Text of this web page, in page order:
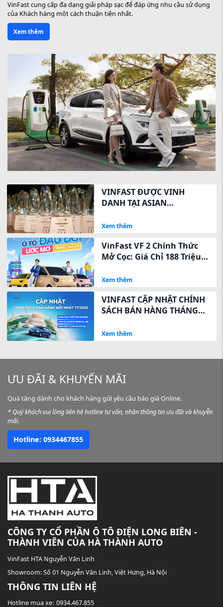
VinFast cung cấp đa dạng giải pháp sạc để đáp ứng nhu cầu sử dụng
của Khách hàng một cách thuận tiện nhất.
Xem thêm
VINFAST ĐƯỢC VINH
DANH TẠI ASIAN
VỀ QUAN HỆ NHÀ ĐẦU TƯ
Xem thêm
VinFast VF 2 Chính Thức
Mở Cọc: Giá Chỉ 188 Triệu,
3 Ngày Vàng
Xem thêm
VINFAST CẬP NHẬT CHÍNH
SÁCH BÁN HÀNG THÁNG
VÀO GIÁ NIÊM YẾT, TỐI ƯU
Xem thêm
ƯU ĐÃI & KHUYẾN MÃI
Quà tặng dành cho khách hàng gửi yêu cầu báo giá Online.
* Quý khách vui lòng liên hệ hotline tư vấn, nhận thông tin ưu đãi và khuyễn
mãi.
Hotline: 0934467855
CÔNG TY CỔ PHẦN Ô TÔ ĐIỆN LONG BIÊN -
THÀNH VIÊN CỦA HÀ THÀNH AUTO
VinFast HTA Nguyễn Văn Linh
Showroom:Số 01 Nguyễn Văn Linh, Việt Hưng, Hà Nội
THÔNG TIN LIÊN HỆ
Hotline mua xe: 0934.467.855